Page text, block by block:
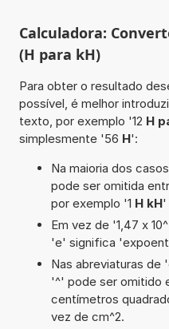
Calculadora:
(H para kH)
Para obter o resultado
possível, é melhor
texto, por exemplo '12 H
simplesmente '56 H':
Na maioria dos
pode ser omitida
por exemplo '1 H kH'
Em vez de '1,47 x
'e' significa
Nas abreviaturas
'^' pode ser omitido
centímetros
vez de cm^2.